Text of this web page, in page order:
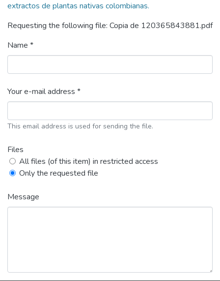
extractos de plantas nativas colombianas.
Requesting the following file: Copia de 120365843881.pdf
Name *
Your e-mail address *
This email address is used for sending the file.
Files
All files (of this item) in restricted access
Only the requested file
Message